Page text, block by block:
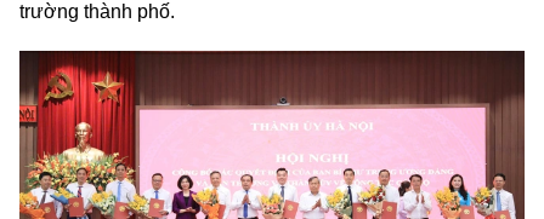
trường thành phố.